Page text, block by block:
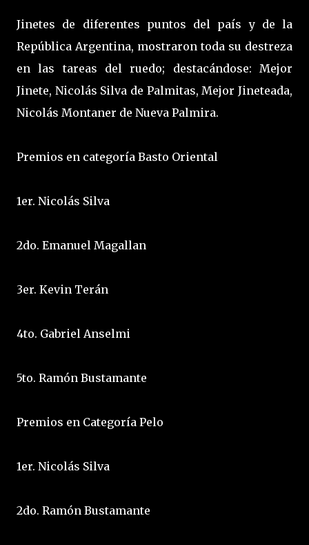
Jinetes de diferentes puntos del país y de la
República Argentina, mostraron toda su destreza
en las tareas del ruedo; destacándose: Mejor
Jinete, Nicolás Silva de Palmitas, Mejor Jineteada,
Nicolás Montaner de Nueva Palmira.
Premios en categoría Basto Oriental
1er. Nicolás Silva
2do. Emanuel Magallan
3er. Kevin Terán
4to. Gabriel Anselmi
5to. Ramón Bustamante
Premios en Categoría Pelo
1er. Nicolás Silva
2do. Ramón Bustamante